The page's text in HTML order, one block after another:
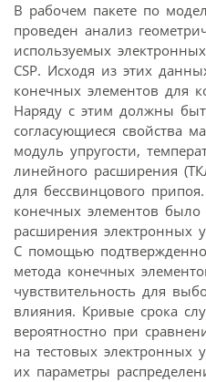
В рабочем пакете по
проведен анализ
используемых
CSP. Исходя из этих
конечных элементов для
Наряду с этим должны
согласующиеся свойства
модуль упругости,
линейного расширения
для бессвинцового
конечных элементов
расширения электронных
С помощью
метода конечных
чувствительность для
влияния. Кривые срока
вероятностно при
на тестовых электронных
их параметры